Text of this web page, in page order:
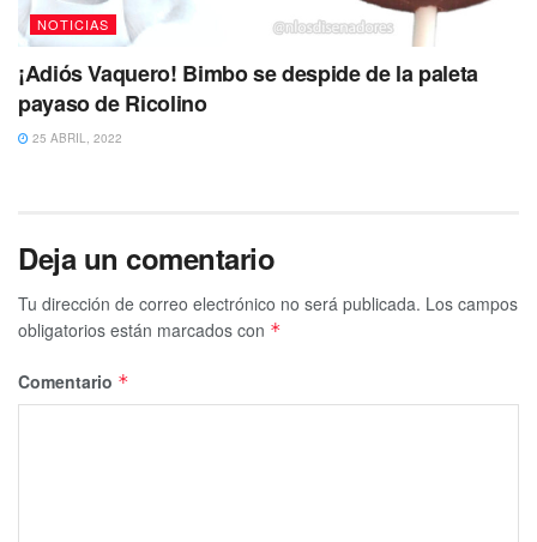
NOTICIAS
¡Adiós Vaquero! Bimbo se despide de la paleta
payaso de Ricolino
25 ABRIL, 2022
Deja un comentario
Tu dirección de correo electrónico no será publicada. Los campos
obligatorios están marcados con *
Comentario *